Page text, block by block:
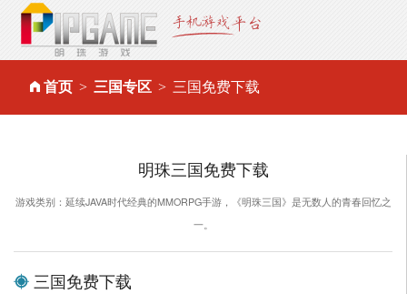
首页 三国专区 三国免费下载
明珠三国免费下载
游戏类别：延续JAVA时代经典的MMORPG手游，《明珠三国》是无数人的青春回忆之
一。
三国免费下载